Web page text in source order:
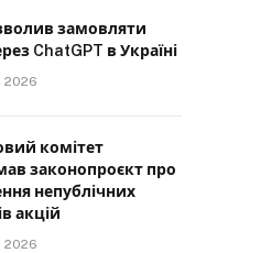
замовляти
ChatGPT в Україні
2026
комітет
законопроєкт про
непублічних
акцій
2026